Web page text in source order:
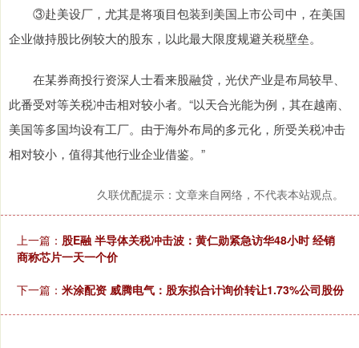
③赴美设厂，尤其是将项目包装到美国上市公司中，在美国
企业做持股比例较大的股东，以此最大限度规避关税壁垒。
在某券商投行资深人士看来股融贷，光伏产业是布局较早、
此番受对等关税冲击相对较小者。“以天合光能为例，其在越南、
美国等多国均设有工厂。由于海外布局的多元化，所受关税冲击
相对较小，值得其他行业企业借鉴。”
久联优配提示：文章来自网络，不代表本站观点。
上一篇： 股E融 半导体关税冲击波：黄仁勋紧急访华48小时 经销
商称芯片一天一个价
下一篇： 米涂配资 威腾电气：股东拟合计询价转让1.73%公司股份